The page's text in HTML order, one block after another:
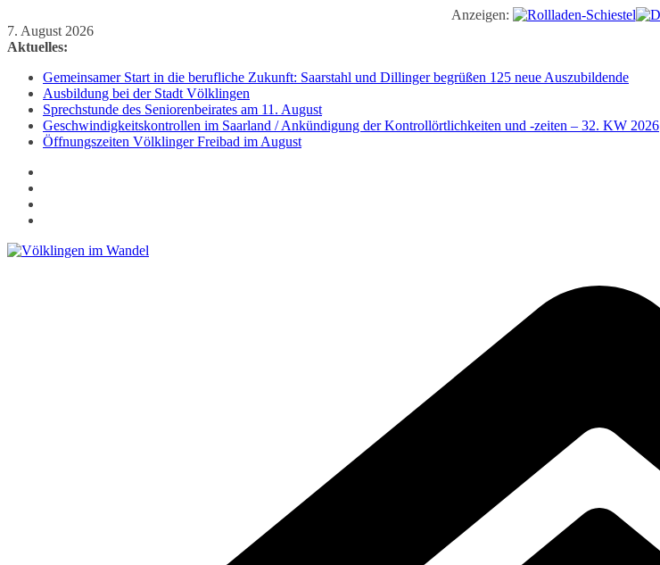
Anzeigen:
Zum
Inhalt
7. August 2026
Aktuelles:
Gemeinsamer Start in die berufliche Zukunft: Saarstahl und Dillinger begrüßen 125 neue Auszubildende
Ausbildung bei der Stadt Völklingen
Sprechstunde des Seniorenbeirates am 11. August
Geschwindigkeitskontrollen im Saarland / Ankündigung der Kontrollörtlichkeiten und -zeiten – 32. KW 2026
Öffnungszeiten Völklinger Freibad im August